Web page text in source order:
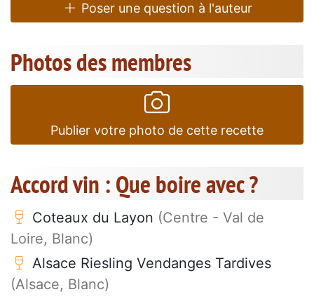
Poser une question à l'auteur
Photos des membres
Publier votre photo de cette recette
Accord vin : Que boire avec ?
Coteaux du Layon (Centre - Val de
Loire, Blanc)
Alsace Riesling Vendanges Tardives
(Alsace, Blanc)